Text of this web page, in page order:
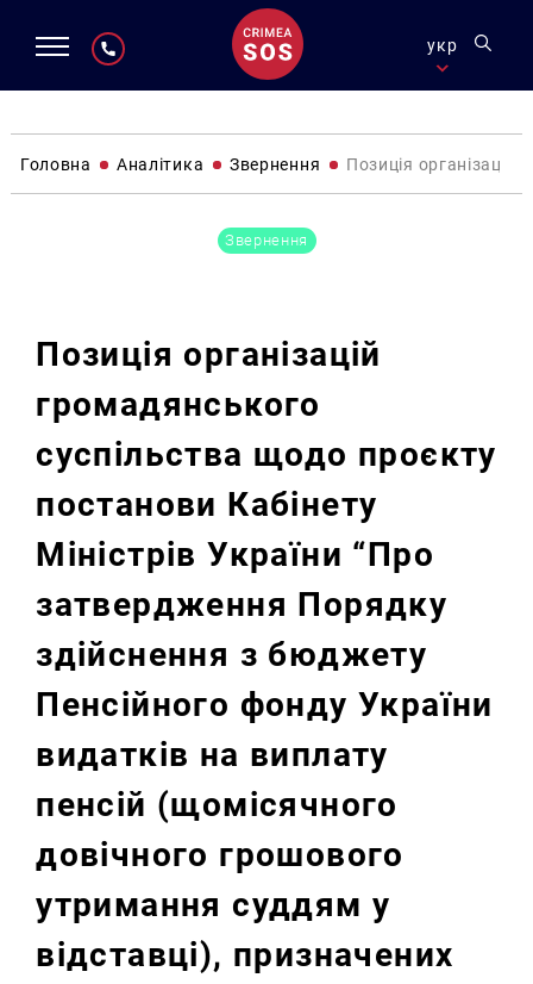
укр
Головна Аналітика Звернення Позиція
Звернення
Позиція організацій
громадянського
суспільства щодо проєкту
постанови Кабінету
Міністрів України “Про
затвердження Порядку
здійснення з бюджету
Пенсійного фонду України
видатків на виплату
пенсій (щомісячного
довічного грошового
утримання суддям у
відставці), призначених